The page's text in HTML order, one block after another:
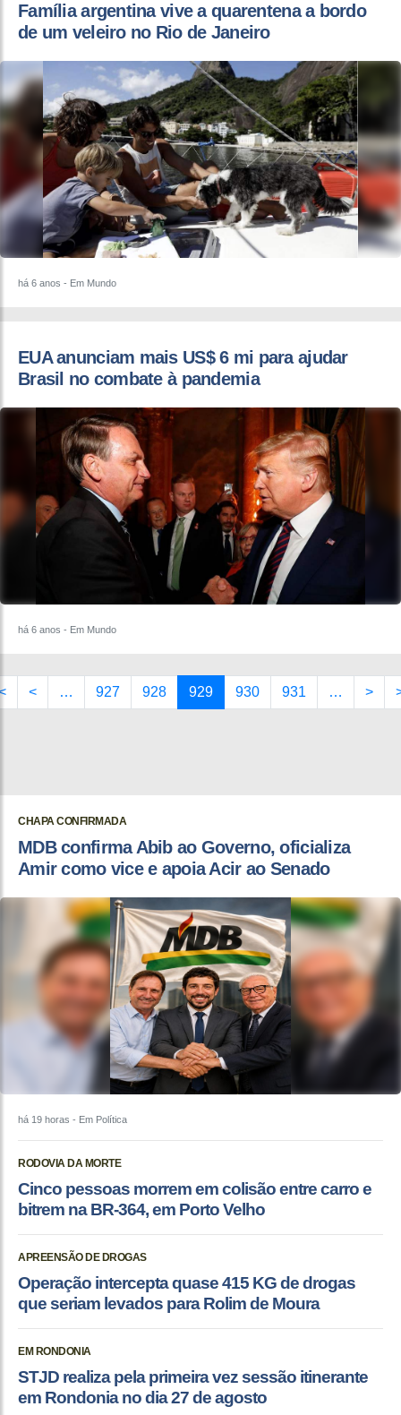
Família argentina vive a quarentena a bordo
de um veleiro no Rio de Janeiro
há 6 anos - Em Mundo
EUA anunciam mais US$ 6 mi para ajudar
Brasil no combate à pandemia
há 6 anos - Em Mundo
< … 927 928 929 930 931 … >
CHAPA CONFIRMADA
MDB confirma Abib ao Governo, oficializa
Amir como vice e apoia Acir ao Senado
há 19 horas - Em Política
RODOVIA DA MORTE
Cinco pessoas morrem em colisão entre carro e
bitrem na BR-364, em Porto Velho
APREENSÃO DE DROGAS
Operação intercepta quase 415 KG de drogas
que seriam levados para Rolim de Moura
EM RONDONIA
STJD realiza pela primeira vez sessão itinerante
em Rondonia no dia 27 de agosto